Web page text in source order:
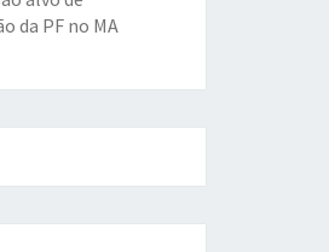
da PF no MA